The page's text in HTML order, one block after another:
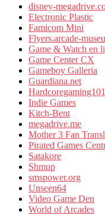
disney-
Electronic Plastic
Famicom Mini
Flyers.arcade-
Game & Watch en
Game Center CX
Gameboy Galleria
Guardiana.net
Indie Games
Kitch-Bent
megadrive.me
Mother 3 Fan
Pirated Games
Satakore
Shmup
smspower.org
Unseen64
Video Game Den
World of Arcades